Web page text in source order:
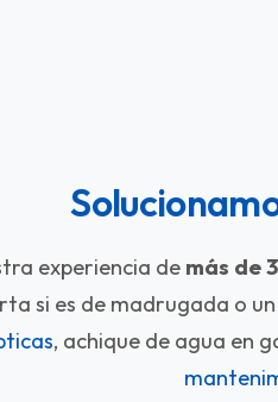
experiencia de más de
si es de madrugada o
, achique de agua en